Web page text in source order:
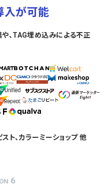
入が可能
、TAG埋め込みによる不正
ト、カラーミーショップ 他
6